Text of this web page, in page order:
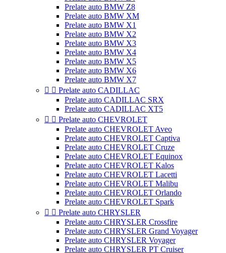
Prelate auto BMW Z8
Prelate auto BMW XM
Prelate auto BMW X1
Prelate auto BMW X2
Prelate auto BMW X3
Prelate auto BMW X4
Prelate auto BMW X5
Prelate auto BMW X6
Prelate auto BMW X7
  Prelate auto CADILLAC
Prelate auto CADILLAC SRX
Prelate auto CADILLAC XT5
  Prelate auto CHEVROLET
Prelate auto CHEVROLET Aveo
Prelate auto CHEVROLET Captiva
Prelate auto CHEVROLET Cruze
Prelate auto CHEVROLET Equinox
Prelate auto CHEVROLET Kalos
Prelate auto CHEVROLET Lacetti
Prelate auto CHEVROLET Malibu
Prelate auto CHEVROLET Orlando
Prelate auto CHEVROLET Spark
  Prelate auto CHRYSLER
Prelate auto CHRYSLER Crossfire
Prelate auto CHRYSLER Grand Voyager
Prelate auto CHRYSLER Voyager
Prelate auto CHRYSLER PT Cruiser